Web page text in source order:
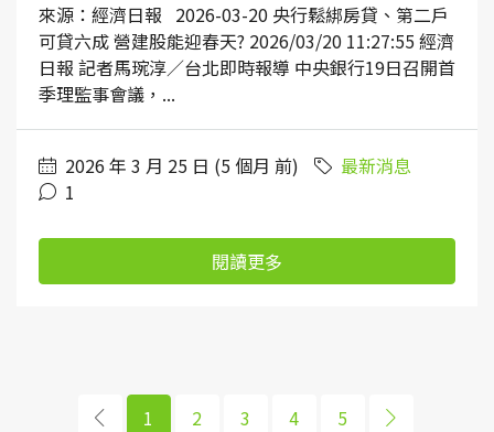
來源：經濟日報 2026-03-20 央行鬆綁房貸、第二戶
可貸六成 營建股能迎春天? 2026/03/20 11:27:55 經濟
日報 記者馬琬淳／台北即時報導 中央銀行19日召開首
季理監事會議，...
2026 年 3 月 25 日 (5 個月 前)
最新消息
1
閱讀更多
1 2 3 4 5